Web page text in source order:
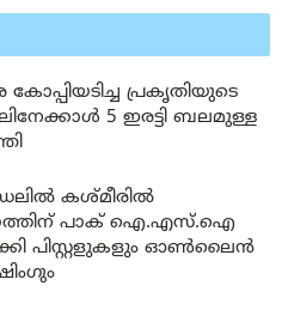
പ്രകൃതിയുടെ
5 ഇരട്ടി ബലമുള്ള
കശ്മീരിൽ
പാക് ഐ.എസ്.ഐ
പിസ്റ്റളുകളും ഓൺലൈൻ